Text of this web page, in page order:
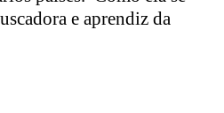
e aprendiz da